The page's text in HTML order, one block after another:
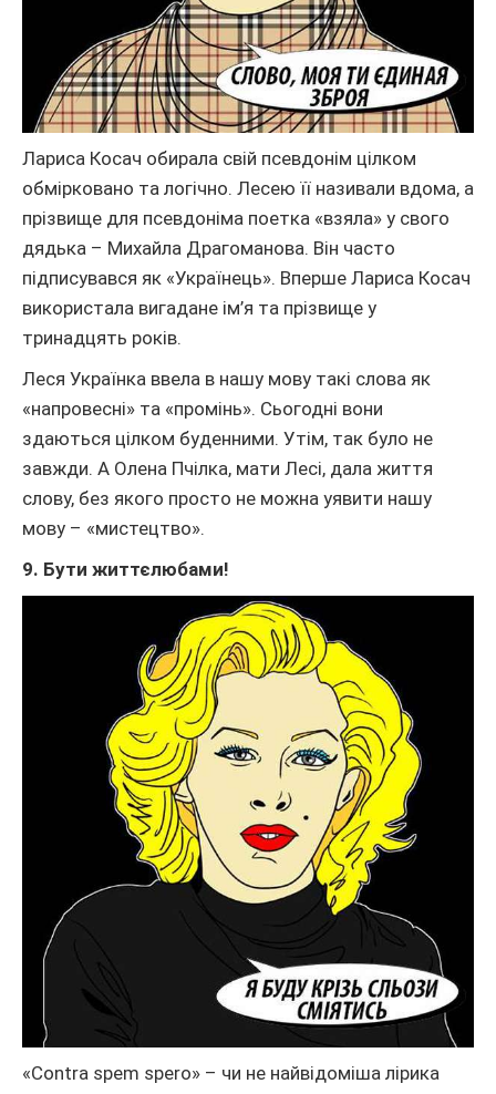
Лариса Косач обирала свій псевдонім цілком
обмірковано та логічно. Лесею її називали вдома, а
прізвище для псевдоніма поетка «взяла» у свого
дядька – Михайла Драгоманова. Він часто
підписувався як «Українець». Вперше Лариса Косач
використала вигадане ім’я та прізвище у
тринадцять років.
Леся Українка ввела в нашу мову такі слова як
«напровесні» та «промінь». Сьогодні вони
здаються цілком буденними. Утім, так було не
завжди. А Олена Пчілка, мати Лесі, дала життя
слову, без якого просто не можна уявити нашу
мову – «мистецтво».
9. Бути життєлюбами!
«Contra spem spero» – чи не найвідоміша лірика